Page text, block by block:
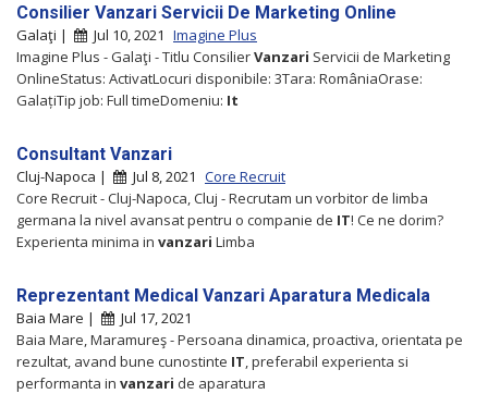
Consilier Vanzari Servicii De Marketing Online
Galaţi | Jul 10, 2021 Imagine Plus
Imagine Plus - Galaţi - Titlu ConsilierVanzari Servicii de Marketing
OnlineStatus: ActivatLocuri disponibile: 3Tara: RomâniaOrase:
GalațiTip job: Full timeDomeniu: It
Consultant Vanzari
Cluj-Napoca | Jul 8, 2021 Core Recruit
Core Recruit - Cluj-Napoca, Cluj - Recrutam un vorbitor de limba
germana la nivel avansat pentru o companie de IT! Ce ne dorim?
Experienta minima in vanzari Limba
Reprezentant Medical Vanzari Aparatura Medicala
Baia Mare |
Jul 17, 2021
Baia Mare, Maramureş - Persoana dinamica, proactiva, orientata pe
rezultat, avand bune cunostinte IT , preferabil experienta si
performanta in vanzari de aparatura